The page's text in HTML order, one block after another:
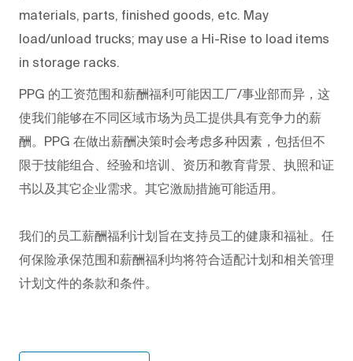
materials, parts, finished goods, etc. May
load/unload trucks; may use a Hi-Rise to load items
in storage racks.
PPG 的工资范围和薪酬福利可能因工厂/事业部而异，这
使我们能够在不同区域市场为员工提供具有竞争力的薪
酬。PPG 在做出薪酬决策时会考虑多种因素，包括但不
限于技能组合、经验和培训、资历和教育背景、执照和证
书以及其它企业需求。其它激励措施可能适用。
我们的员工薪酬福利计划旨在支持员工的健康和福祉。任
何保险承保范围和薪酬福利均将符合适配计划和相关管理
计划文件的条款和条件。